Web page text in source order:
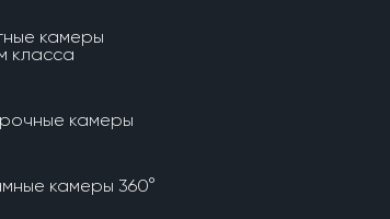
камеры
класса
камеры
камеры 360°